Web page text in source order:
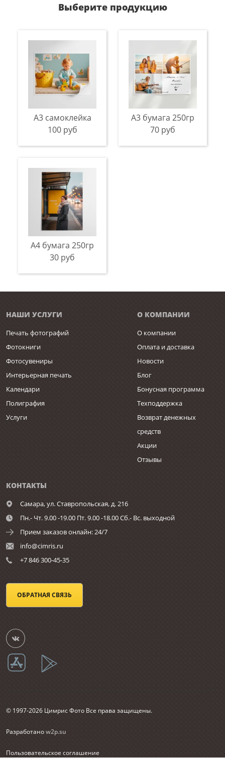
Выберите продукцию
А3 самоклейка
100 руб
А3 бумага 250гр
70 руб
А4 бумага 250гр
30 руб
НАШИ УСЛУГИ
Печать фотографий
Фотокниги
Фотосувениры
Интерьерная печать
Календари
Полиграфия
Услуги
О КОМПАНИИ
О компании
Оплата и доставка
Новости
Блог
Бонусная программа
Техподдержка
Возврат денежных
средств
Акции
Отзывы
КОНТАКТЫ
Самара,ул. Ставропольская, д. 216
Пн.- Чт. 9.00 -19.00 Пт. 9.00 -18.00 Сб.- Вс. выходной
Прием заказов онлайн: 24/7
info@cimris.ru
+7 846 300-45-35
ОБРАТНАЯ СВЯЗЬ
© 1997-2026 Цимрис Фото Все права защищены.
Разработаноw2p.su
Пользовательское соглашение